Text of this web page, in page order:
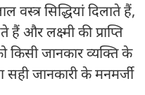
वस्त्र सिद्धियां दिलाते हैं,
और लक्ष्मी की प्राप्ति
किसी जानकार व्यक्ति के
सही जानकारी के मनमर्जी